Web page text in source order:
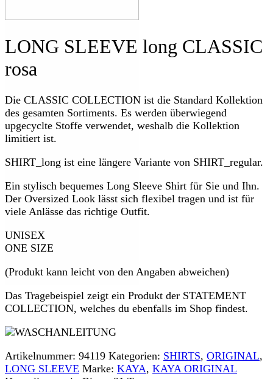
LONG SLEEVE long CLASSIC
rosa
Die CLASSIC COLLECTION ist die Standard Kollektion
des gesamten Sortiments. Es werden überwiegend
upgecyclte Stoffe verwendet, weshalb die Kollektion
limitiert ist.
SHIRT_long ist eine längere Variante von SHIRT_regular.
Ein stylisch bequemes Long Sleeve Shirt für Sie und Ihn.
Der Oversized Look lässt sich flexibel tragen und ist für
viele Anlässe das richtige Outfit.
UNISEX
ONE SIZE
(Produkt kann leicht von den Angaben abweichen)
Das Tragebeispiel zeigt ein Produkt der STATEMENT
COLLECTION, welches du ebenfalls im Shop findest.
Artikelnummer: 94119 Kategorien: SHIRTS, ORIGINAL,
LONG SLEEVE Marke: KAYA, KAYA ORIGINAL